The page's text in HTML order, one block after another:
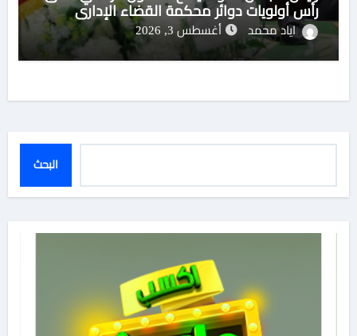
رأس أولويات دوائر محكمة القضاء الإداري
اياد محمد أغسطس 3, 2026
البحث